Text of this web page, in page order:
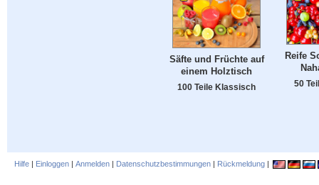
Säfte und Früchte auf
einem Holztisch
100 Teile Klassisch
Reife
50
Hilfe | Einloggen | Anmelden | Datenschutzbestimmungen | Rückmeldung |